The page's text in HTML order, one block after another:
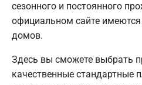
сезонного и постоянного
официальном сайте
домов.
Здесь вы сможете выбрать
качественные стандартные